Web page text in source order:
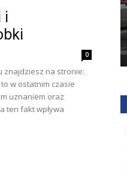
i
0
znajdziesz na stronie:
w ostatnim czasie
uznaniem oraz
ten fakt wpływa